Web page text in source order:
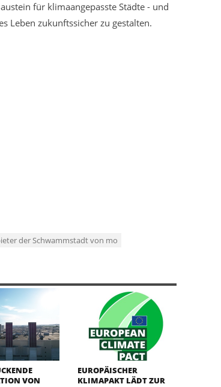
für klimaangepasste Städte - und
Leben zukunftssicher zu gestalten.
der Schwammstadt von mo
VON
EUROPÄISCHER
KLIMAPAKT LÄDT ZUR